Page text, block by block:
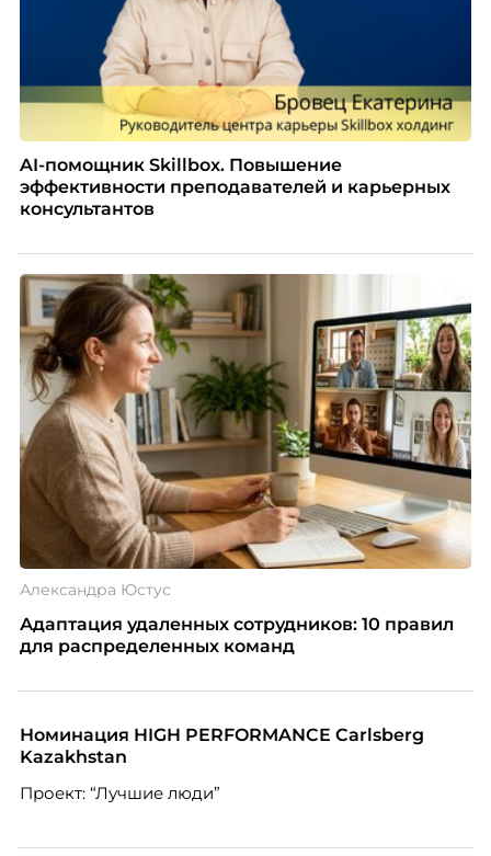
AI-помощник Skillbox. Повышение
эффективности преподавателей и карьерных
консультантов
Александра Юстус
Адаптация удаленных сотрудников: 10 правил
для распределенных команд
Номинация HIGH PERFORMANCE Carlsberg
Kazakhstan
Проект: “Лучшие люди”